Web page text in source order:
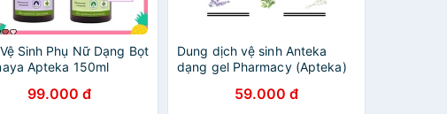
Sinh Phụ Nữ Dạng Bọt
Apteka 150ml
99.000 đ
Dung dịch vệ sinh Anteka
dạng gel Pharmacy (Apteka)
59.000 đ